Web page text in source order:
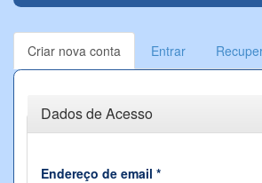
Abas primárias
Criar nova conta
ativa)
Entrar
Ocultar
Dados de Acesso
Endereço de email *